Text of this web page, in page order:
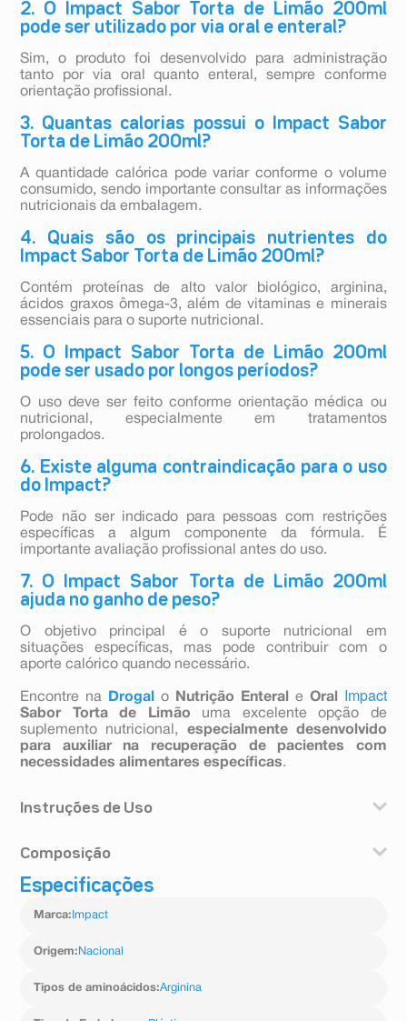
2. O Impact Sabor Torta de Limão 200ml
pode ser utilizado por via oral e enteral?
Sim, o produto foi desenvolvido para administração
tanto por via oral quanto enteral, sempre conforme
orientação profissional.
3. Quantas calorias possui o Impact Sabor
Torta de Limão 200ml?
A quantidade calórica pode variar conforme o volume
consumido, sendo importante consultar as informações
nutricionais da embalagem.
4. Quais são os principais nutrientes do
Impact Sabor Torta de Limão 200ml?
Contém proteínas de alto valor biológico, arginina,
ácidos graxos ômega-3, além de vitaminas e minerais
essenciais para o suporte nutricional.
5. O Impact Sabor Torta de Limão 200ml
pode ser usado por longos períodos?
O uso deve ser feito conforme orientação médica ou
nutricional, especialmente em tratamentos
prolongados.
6. Existe alguma contraindicação para o uso
do Impact?
Pode não ser indicado para pessoas com restrições
específicas a algum componente da fórmula. É
importante avaliação profissional antes do uso.
7. O Impact Sabor Torta de Limão 200ml
ajuda no ganho de peso?
O objetivo principal é o suporte nutricional em
situações específicas, mas pode contribuir com o
aporte calórico quando necessário.
Encontre na Drogal o Nutrição Enteral e Oral Impact
Sabor Torta de Limão uma excelente opção de
suplemento nutricional, especialmente desenvolvido
para auxiliar na recuperação de pacientes com
necessidades alimentares específicas.
Instruções de Uso
estéril. Manusear de acordo com as boas práticas de
Composição
Água, maltodextrina, caseinato de sódio, L-arginina,
cadeia média, minerais (citrato de potássio, sais de
de cálcio tribásico, fosfato de potássio monobásico,
sulfato de manganês, fluoreto de sódio, molibdato de
cromo), óleo de milho, vitaminas (bitartarato de colina,
Especificações
Marca: Impact
Origem: Nacional
Tipos de aminoácidos:Arginina